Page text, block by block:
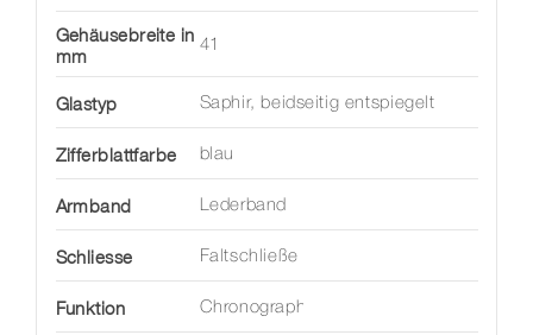
Gehäusebreite in
mm
41
Glastyp Saphir, beidseitig entspiegelt
Zifferblattfarbe blau
Armband Lederband
Schliesse Faltschließe
Funktion Chronograph